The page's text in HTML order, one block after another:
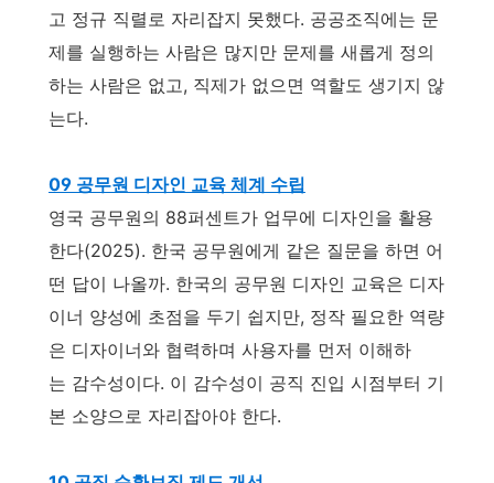
고 정규 직렬로 자리잡지 못했다. 공공조직에는 문
제를 실행하는 사람은 많지만 문제를 새롭게 정의
하는 사람은 없고, 직제가 없으면 역할도 생기지 않
는다.
09 공무원 디자인 교육 체계 수립
영국 공무원의 88퍼센트가 업무에 디자인을 활용
한다(2025). 한국 공무원에게 같은 질문을 하면 어
떤 답이 나올까. 한국의 공무원 디자인 교육은 디자
이너 양성에 초점을 두기 쉽지만, 정작 필요한 역량
은 디자이너와 협력하며 사용자를 먼저 이해하
는 감수성이다. 이 감수성이 공직 진입 시점부터 기
본 소양으로 자리잡아야 한다.